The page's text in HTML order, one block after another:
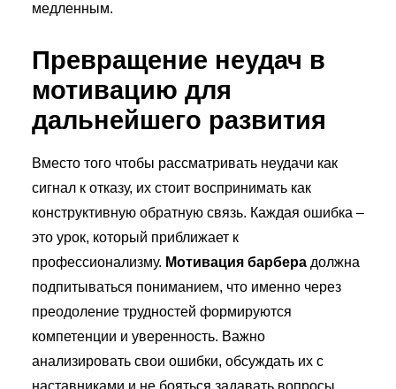
медленным.
Превращение неудач в
мотивацию для
дальнейшего развития
Вместо того чтобы рассматривать неудачи как
сигнал к отказу, их стоит воспринимать как
конструктивную обратную связь. Каждая ошибка –
это урок, который приближает к
профессионализму. Мотивация барбера должна
подпитываться пониманием, что именно через
преодоление трудностей формируются
компетенции и уверенность. Важно
анализировать свои ошибки, обсуждать их с
наставниками и не бояться задавать вопросы.